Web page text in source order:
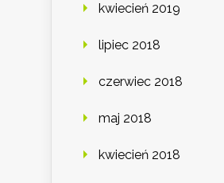
kwiecień 2019
lipiec 2018
czerwiec 2018
maj 2018
kwiecień 2018